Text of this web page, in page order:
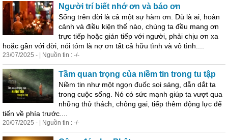
Người trí biết nhớ ơn và báo ơn
Sống trên đời là cả một sự hàm ơn. Dù là ai, hoàn
cảnh và điều kiện thế nào, chúng ta đều mang ơn
trực tiếp hoặc gián tiếp với người, phải chịu ơn xa
hoặc gần với đời, nói tóm là nợ ơn tất cả hữu tình và vô tình....
23/07/2025 - | Nguồn tin : -/-
Tầm quan trọng của niềm tin trong tu tập
Niềm tin như một ngọn đuốc soi sáng, dẫn dắt ta
trong cuộc sống. Nó có sức mạnh giúp ta vượt qua
những thử thách, chông gai, tiếp thêm động lực để
tiến về phía trước....
20/07/2025 - | Nguồn tin : -/-